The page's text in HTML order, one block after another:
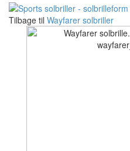
Tilbage til Wayfarer solbriller